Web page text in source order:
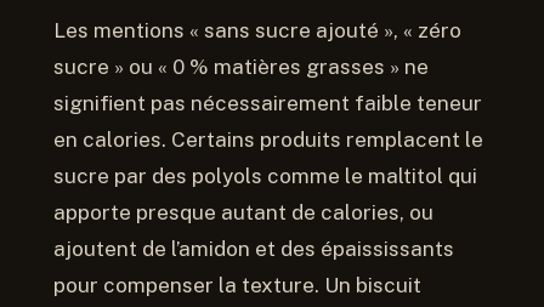
Les mentions « sans sucre ajouté », « zéro
sucre » ou « 0 % matières grasses » ne
signifient pas nécessairement faible teneur
en calories. Certains produits remplacent le
sucre par des polyols comme le maltitol qui
apporte presque autant de calories, ou
ajoutent de l’amidon et des épaississants
pour compenser la texture. Un biscuit